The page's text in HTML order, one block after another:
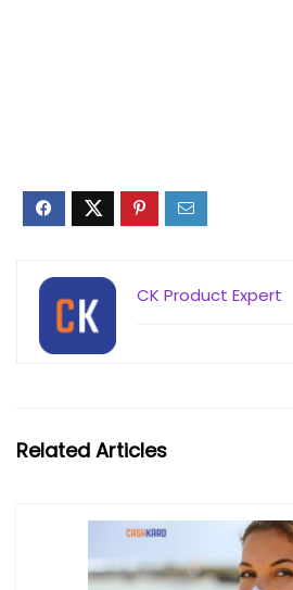
CK Product Expert
Related Articles